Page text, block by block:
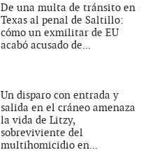
De una multa de tránsito en
Texas al penal de Saltillo:
cómo un exmilitar de EU
acabó acusado de...
Un disparo con entrada y
salida en el cráneo amenaza
la vida de Litzy,
sobreviviente del
multihomicidio en...